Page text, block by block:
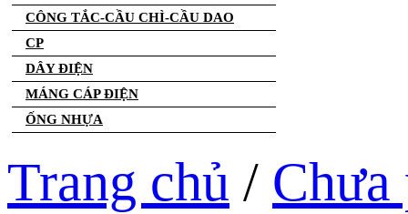
CÔNG TẮC-CẦU CHÌ-CẦU DAO
CP
DÂY ĐIỆN
MÁNG CÁP ĐIỆN
ỐNG NHỰA
Trang chủ / Chưa